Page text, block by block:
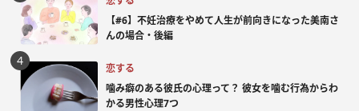
【#6】不妊治療をやめて人生が前向きになった美南さ
んの場合・後編
恋する
噛み癖のある彼氏の心理って？ 彼女を噛む行為からわ
かる男性心理7つ